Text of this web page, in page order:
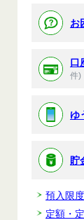
お
口
件)
ゆ
貯
預入限
定額・